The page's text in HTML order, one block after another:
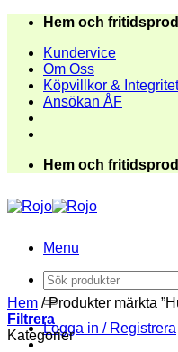
Skip
content
Hem och
Kundervice
Om Oss
Köpvillkor &
Ansökan ÅF
Hem och
Menu
Sök
efter:
Logga in / Registrera
Hem /Produkter märkta
Filtrera
Kategorier